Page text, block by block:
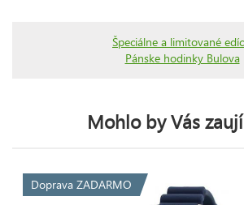
Špeciálne a limitované
Pánske hodinky Bulova
Mohlo by Vás
Doprava ZADARMO